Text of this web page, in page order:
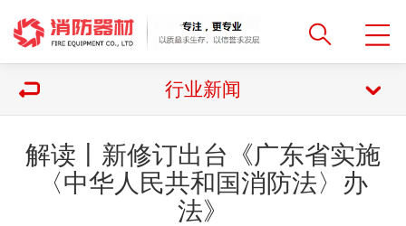
行业新闻
解读丨新修订出台《广东省实施
〈中华人民共和国消防法〉办
法》